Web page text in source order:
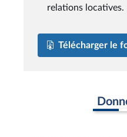
relations locatives.
Télécharger le